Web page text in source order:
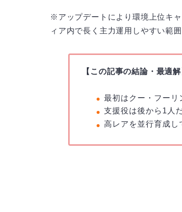
※アップデートにより環境上位キ
ィア内で長く主力運用しやすい範
【この記事の結論・最適解
最初はクー・フーリ
支援役は後から1人
高レアを並行育成し